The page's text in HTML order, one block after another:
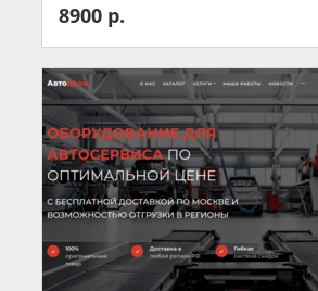
8900 р.